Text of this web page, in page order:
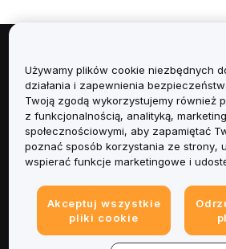
Informacje
Usługi
Obsługa Klienta
Informacje prawne
Używamy plików cookie niezbędnych
działania i zapewnienia
Twoją zgodą wykorzystujemy również
z funkcjonalnością, analityką,
społecznościowymi, aby zapamiętać
poznać sposób korzystania ze strony,
wspierać funkcje marketingowe i
Akceptuj wszystkie
pliki cookie